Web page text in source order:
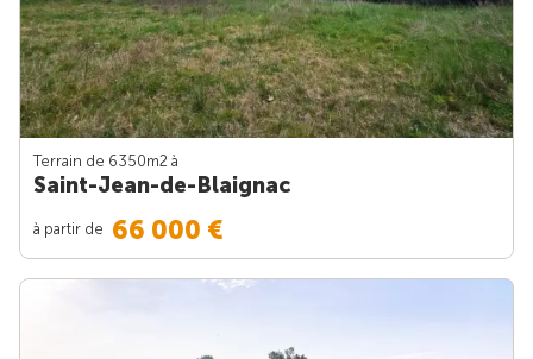
Terrain de 6350m2 à
Saint-Jean-de-Blaignac
à partir de 66 000 €